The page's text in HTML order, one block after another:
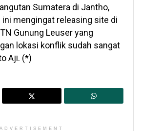
Sumatera di Jantho,
ini mengingat releasing site di
Gunung Leuser yang
lokasi konflik sudah sangat
Aji. (*)
ADVERTISEMENT